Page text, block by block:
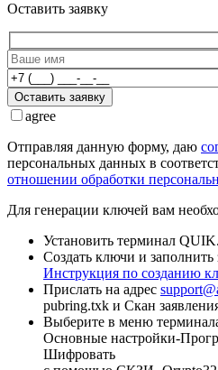
Оставить заявку
Оставить заявку
agree
Отправляя данную форму, даю
персональных данных в
отношении обработки
Для генерации ключей вам
Установить терминал QUIK.
Создать ключи и
Инструкция по созданию
Прислать на адрес
pubring.txk и Скан
Выберите в меню
Основные настройки-
Шифровать